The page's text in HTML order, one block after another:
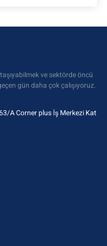
ve sektörde öncü
gün daha çok çalışıyoruz.
A Corner plus İş Merkezi Kat